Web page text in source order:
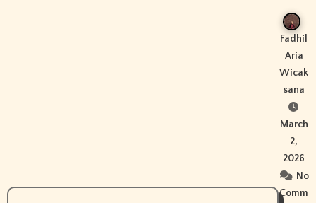
Fadhil
Aria
Wicak
sana
March
2,
2026
No
Comm